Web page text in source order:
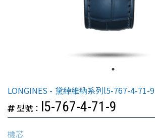
LONGINES
黛綽維納系列l5-767-4-71-9
型號： l5-767-4-71-9
機芯